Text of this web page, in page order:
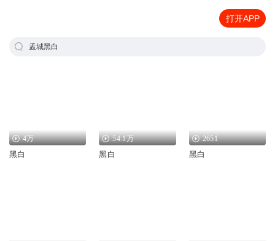
打开APP
孟城黑白
4万
黑白
54.1万
黑白
2651
黑白